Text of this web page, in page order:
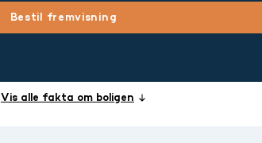
Bestil fremvisning
Vis alle fakta om boligen